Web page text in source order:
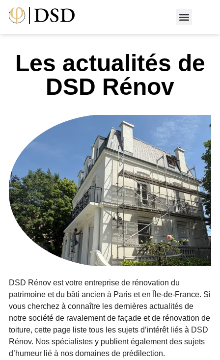
Les actualités de
DSD Rénov
DSD Rénov est votre entreprise de rénovation du
patrimoine et du bâti ancien à Paris et en Île-de-France. Si
vous cherchez à connaître les dernières actualités de
notre société de ravalement de façade et de rénovation de
toiture, cette page liste tous les sujets d’intérêt liés à DSD
Rénov. Nos spécialistes y publient également des sujets
d’humeur lié à nos domaines de prédilection.